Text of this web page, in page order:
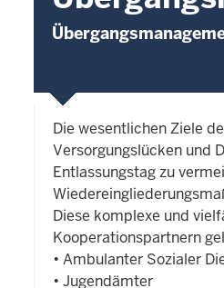
Die wesentlichen Ziele
Versorgungslücken und
Entlassungstag zu
Diese komplexe und
Kooperationspartnern
• Ambulanter Sozialer
• Jugendämter